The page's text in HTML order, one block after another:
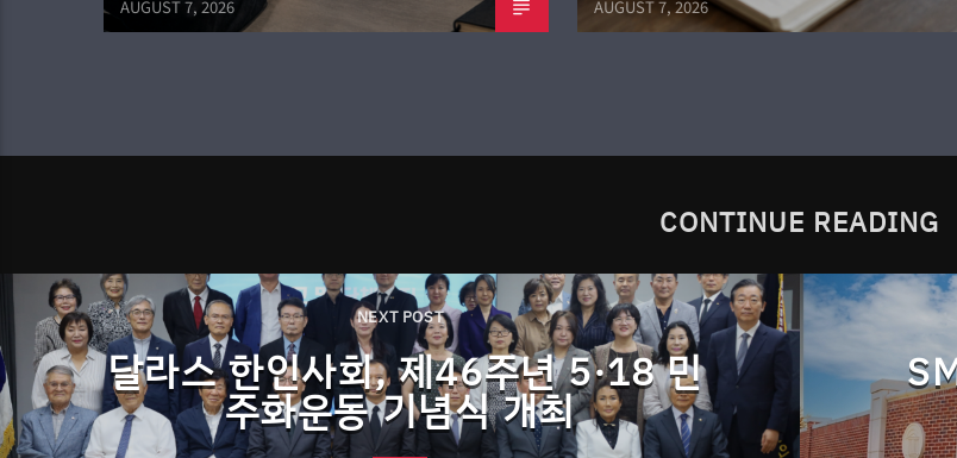
AUGUST 7, 2026 AUGUST 7, 2026
CONTINUE READING
NEXT POST
달라스 한인사회, 제46주년 5·18 민
주화운동 기념식 개최